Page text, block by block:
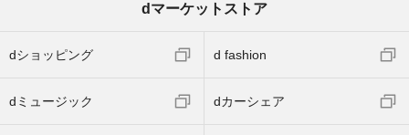
dマーケットストア
dショッピング d fashion
dミュージック dカーシェア